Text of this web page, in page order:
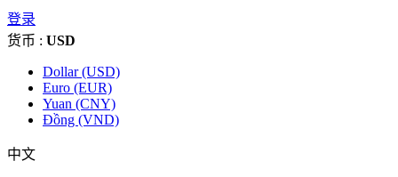
登录
货币 : USD
Dollar (USD)
Euro (EUR)
Yuan (CNY)
Đồng (VND)
中文